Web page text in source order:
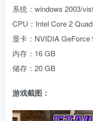
系统：windows 2003/
CPU：Intel Core 2
显卡：NVIDIA GeForce
内存：16 GB
储存：20 GB
游戏截图：